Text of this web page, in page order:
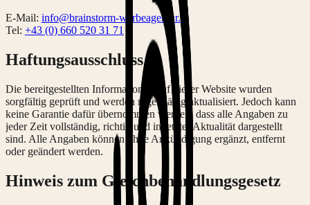
E-Mail: info@brainstorm-werbeagentur.at
Tel: +43 (0) 660 520 31 71
Haftungsausschluss
Die bereitgestellten Informationen auf dieser Website wurden
sorgfältig geprüft und werden regelmäßig aktualisiert. Jedoch kann
keine Garantie dafür übernommen werden, dass alle Angaben zu
jeder Zeit vollständig, richtig und in letzter Aktualität dargestellt
sind. Alle Angaben können ohne Ankündigung ergänzt, entfernt
oder geändert werden.
Hinweis zum Gleichbehandlungsgesetz